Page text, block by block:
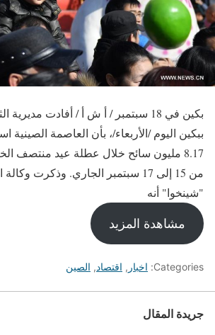
بكين في 18 سبتمبر / أ ش أ / أفادت
ببكين اليوم /الأربعاء/، بأن العاصمة الصينية
8.17 مليون سائح خلال عطلة عيد منتصف
من 15 إلى 17 سبتمبر الجاري. وذكرت
"شينخوا" أنه
مشاهدة المزيد
Categories: اخبار , اقتصاد, الصين
جريدة المقال